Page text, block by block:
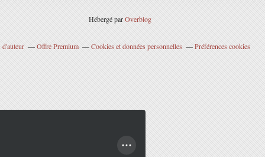
Hébergé parOverblog
d'auteur Offre Premium Cookies et données personnelles Préférences cookies